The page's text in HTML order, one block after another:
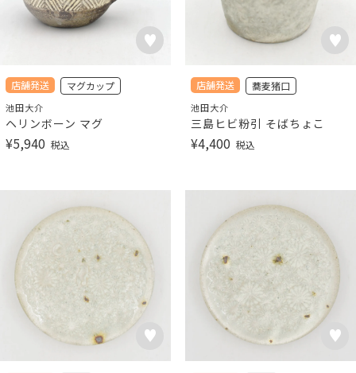
店舗発送 マグカップ
池田大介
ヘリンボーン マグ
¥5,940 税込
店舗発送 蕎麦猪口
池田大介
三島ヒビ粉引 そばちょこ
¥4,400 税込